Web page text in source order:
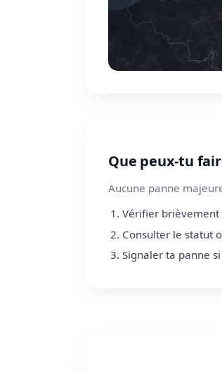
Que peux-tu
Aucune panne
Vérifier brièvement
Consulter le statut
Signaler ta panne